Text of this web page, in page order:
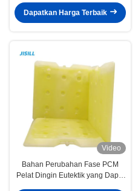
Dapatkan Harga Terbaik
Video
Bahan Perubahan Fase PCM
Pelat Dingin Eutektik yang Dapat